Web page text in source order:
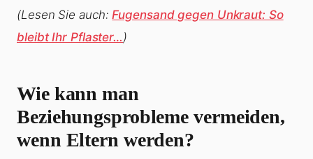
(Lesen Sie auch:Fugensand gegen Unkraut: So
bleibt Ihr Pflaster… )
Wie kann man
Beziehungsprobleme vermeiden,
wenn Eltern werden?